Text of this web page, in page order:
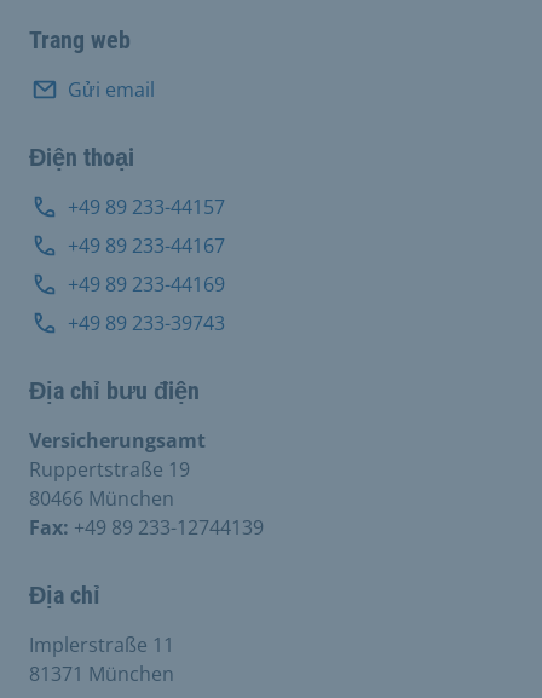
Trang web
Gửi email
Điện thoại
+49 89 233-44157
+49 89 233-44167
+49 89 233-44169
+49 89 233-39743
Địa chỉ bưu điện
Versicherungsamt
Ruppertstraße 19
80466 München
Fax: +49 89 233-12744139
Địa chỉ
Implerstraße 11
81371 München